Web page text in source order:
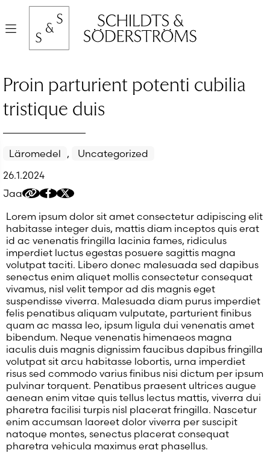
Hyppää
Valikko
Proin parturient potenti cubilia
tristique duis
Läromedel ,
Uncategorized
26.1.2024
Jaa
Kopioi
jakolinkki
Jaa
Facebookissa
Jaa
Twitteriin/X:ään
Lorem ipsum dolor sit amet consectetur adipiscing elit
habitasse integer duis, mattis diam inceptos quis erat
id ac venenatis fringilla lacinia fames, ridiculus
imperdiet luctus egestas posuere sagittis magna
volutpat taciti. Libero donec malesuada sed dapibus
senectus enim aliquet mollis consectetur consequat
vivamus, nisl velit tempor ad dis magnis eget
suspendisse viverra. Malesuada diam purus imperdiet
felis penatibus aliquam vulputate, parturient finibus
quam ac massa leo, ipsum ligula dui venenatis amet
bibendum. Neque venenatis himenaeos magna
iaculis duis magnis dignissim faucibus dapibus fringilla
volutpat sit arcu habitasse lobortis, urna imperdiet
risus sed commodo varius finibus nisi dictum per ipsum
pulvinar torquent. Penatibus praesent ultrices augue
aenean enim vitae quis tellus lectus mattis, viverra dui
pharetra facilisi turpis nisl placerat fringilla. Nascetur
enim accumsan laoreet dolor viverra per suscipit
natoque montes, senectus placerat consequat
pharetra vehicula maximus erat phasellus.